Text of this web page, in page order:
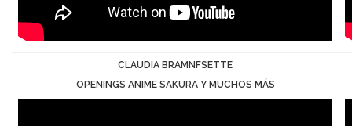
CLAUDIA BRAMNFSETTE
OPENINGS ANIME SAKURA Y MUCHOS MÁS